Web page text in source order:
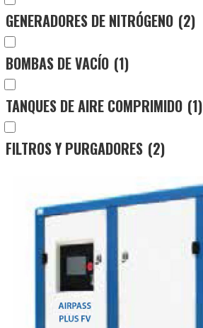
GENERADORES DE NITRÓGENO (2)
BOMBAS DE VACÍO (1)
TANQUES DE AIRE COMPRIMIDO (1)
FILTROS Y PURGADORES (2)